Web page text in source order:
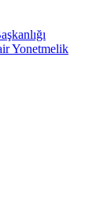
Yonetmelik